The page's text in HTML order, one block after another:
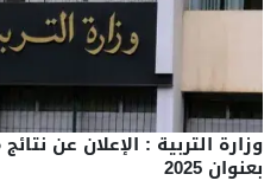
وزارة التربية : الإعلان عن
بعنوان 2025